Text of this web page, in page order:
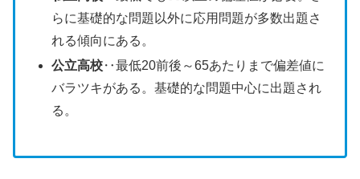
らに基礎的な問題以外に応用問題が多数出題さ
れる傾向にある。
公立高校‥最低20前後～65あたりまで偏差値に
バラツキがある。基礎的な問題中心に出題され
る。